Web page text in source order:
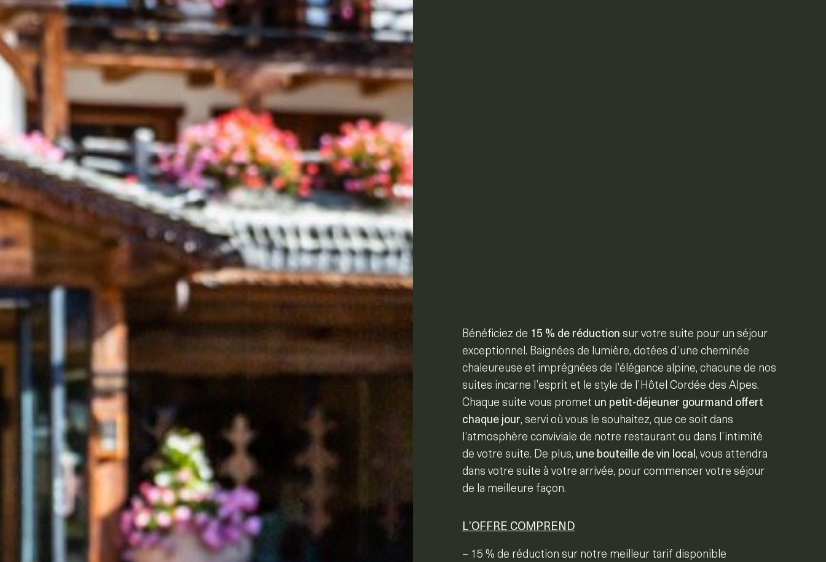
Bénéficiez de 15 % de réduction sur votre suite pour un séjour
exceptionnel. Baignées de lumière, dotées d’une cheminée
chaleureuse et imprégnées de l’élégance alpine, chacune de nos
suites incarne l’esprit et le style de l’Hôtel Cordée des Alpes.
Chaque suite vous promet un petit-déjeuner gourmand offert
chaque jour, servi où vous le souhaitez, que ce soit dans
l’atmosphère conviviale de notre restaurant ou dans l’intimité
de votre suite. De plus, une bouteille de vin local, vous attendra
dans votre suite à votre arrivée, pour commencer votre séjour
de la meilleure façon.
L’OFFRE COMPREND
– 15 % de réduction sur notre meilleur tarif disponible